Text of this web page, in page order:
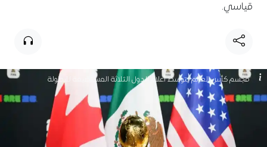
قياسي.
مجسم كأس العالم يتوسط أعلام الدول الثلاثة المستضيفة للبطولة